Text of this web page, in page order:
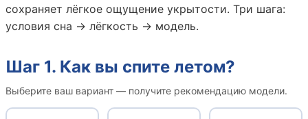
сохраняет лёгкое ощущение укрытости. Три шага:
условия сна → лёгкость → модель.
Шаг 1. Как вы спите летом?
Выберите ваш вариант — получите рекомендацию модели.